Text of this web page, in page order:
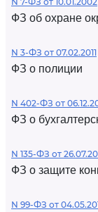
ФЗ об охране
N 3-ФЗ от 07.02.2011
ФЗ о полиции
N 402-ФЗ от
ФЗ о
N 135-ФЗ от
ФЗ о защите
N 99-ФЗ от